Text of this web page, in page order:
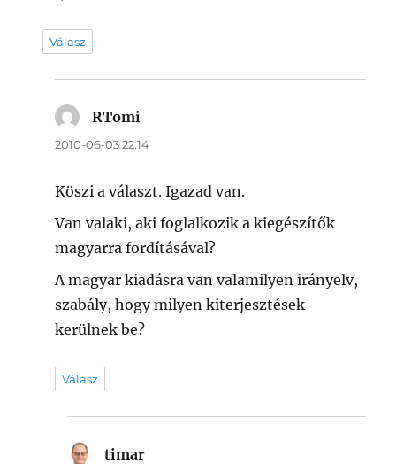
Válasz
RTomi
2010-06-03 22:14
Köszi a választ. Igazad van.
Van valaki, aki foglalkozik a kiegészítők
magyarra fordításával?
A magyar kiadásra van valamilyen irányelv,
szabály, hogy milyen kiterjesztések
kerülnek be?
Válasz
timar